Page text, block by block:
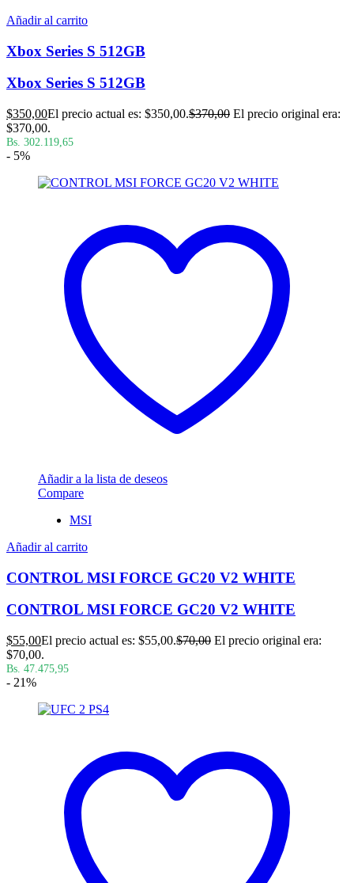
Añadir al carrito
Xbox Series S 512GB
Xbox Series S 512GB
$350,00El precio actual es: $350,00.$370,00 El precio original era:
$370,00.
Bs. 302.119,65
- 5%
Añadir a la lista de deseos
Compare
MSI
Añadir al carrito
CONTROL MSI FORCE GC20 V2 WHITE
CONTROL MSI FORCE GC20 V2 WHITE
$55,00El precio actual es: $55,00.$70,00 El precio original era:
$70,00.
Bs. 47.475,95
- 21%